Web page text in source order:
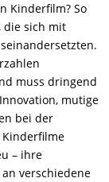
Kinderfilm? So
die sich mit
muss dringend
mutige
bei der
Kinderfilme
– ihre
verschiedene